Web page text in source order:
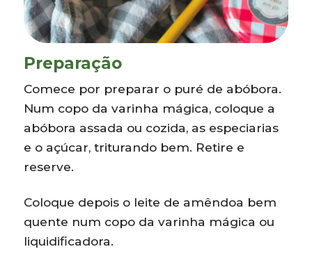
Preparação
Comece por preparar o puré de abóbora.
Num copo da varinha mágica, coloque a
abóbora assada ou cozida, as especiarias
e o açúcar, triturando bem. Retire e
reserve.
Coloque depois o leite de amêndoa bem
quente num copo da varinha mágica ou
liquidificadora.